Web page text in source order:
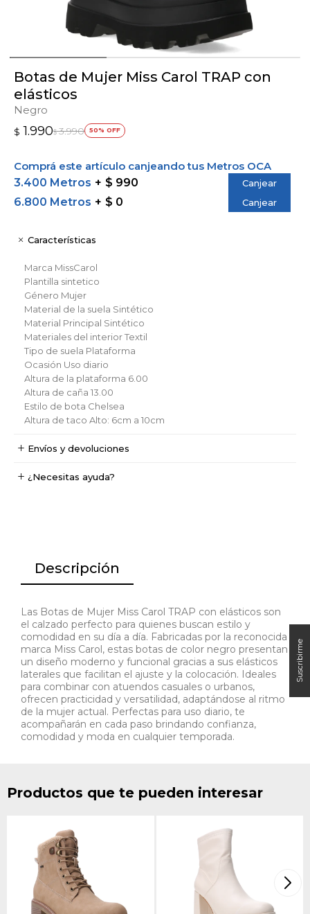
Botas de Mujer Miss Carol TRAP con
elásticos
Negro
$ 1.990$ 3.990 50
Comprá este artículo canjeando tus Metros OCA
3.400 Metros
$ 990 Canjear
6.800 Metros $ 0 Canjear
Características
Marca MissCarol
Plantilla sintetico
Género Mujer
Material de la suela Sintético
Material Principal Sintético
Materiales del interiorTextil
Tipo de suela Plataforma
Ocasión Uso diario
Altura de la plataforma 6.00
Altura de caña 13.00
Estilo de bota Chelsea
Altura de taco Alto: 6cm a 10cm
Envíos y devoluciones
¿Necesitas ayuda?
Descripción
Las Botas de Mujer Miss Carol TRAP con elásticos son
el calzado perfecto para quienes buscan estilo y
comodidad en su día a día. Fabricadas por la reconocida
marca Miss Carol, estas botas de color negro presentan
un diseño moderno y funcional gracias a sus elásticos
laterales que facilitan el ajuste y la colocación. Ideales
para combinar con atuendos casuales o urbanos,
ofrecen practicidad y versatilidad, adaptándose al ritmo
de la mujer actual. Perfectas para uso diario, te
acompañarán en cada paso brindando confianza,
comodidad y moda en cualquier temporada.
Productos que te pueden interesar